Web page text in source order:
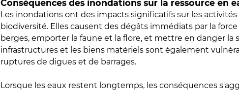
Conséquences des inondations sur la ressource en
Les inondations ont des impacts significatifs sur les
biodiversité. Elles causent des dégâts immédiats par la
berges, emporter la faune et la flore, et mettre en danger la
infrastructures et les biens matériels sont également
ruptures de digues et de barrages.
Lorsque les eaux restent longtemps, les conséquences